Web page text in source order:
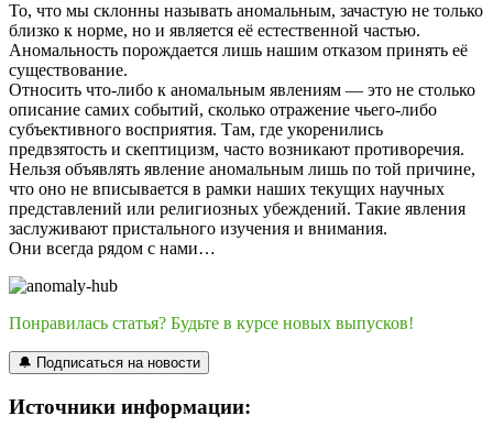
То, что мы склонны называть аномальным, зачастую не только
близко к норме, но и является её естественной частью.
Аномальность порождается лишь нашим отказом принять её
существование.
Относить что-либо к аномальным явлениям — это не столько
описание самих событий, сколько отражение чьего-либо
субъективного восприятия. Там, где укоренились
предвзятость и скептицизм, часто возникают противоречия.
Нельзя объявлять явление аномальным лишь по той причине,
что оно не вписывается в рамки наших текущих научных
представлений или религиозных убеждений. Такие явления
заслуживают пристального изучения и внимания.
Они всегда рядом с нами…
Понравилась статья? Будьте в курсе новых выпусков!
🔔 Подписаться на новости
Источники информации: